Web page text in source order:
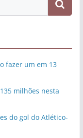
fazer um em 13
milhões nesta
do gol do Atlético-